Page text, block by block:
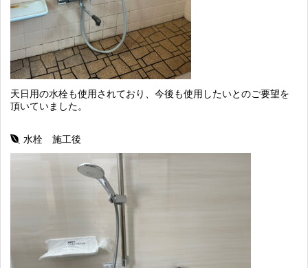
天日用の水栓も使用されており、今後も使用したいとのご要望を
頂いていました。
水栓 施工後